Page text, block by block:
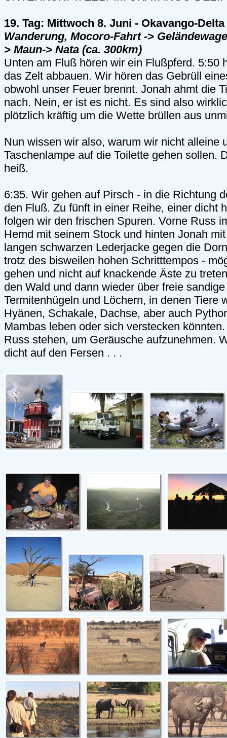
19. Tag: Mittwoch 8. Juni - Okavango-Delta
Wanderung, Mocoro-Fahrt ->
> Maun-> Nata (ca. 300km)
Unten am Fluß hören wir ein Flußpferd. 5:50
das Zelt abbauen. Wir hören das Gebrüll
obwohl unser Feuer brennt. Jonah ahmt die
nach. Nein, er ist es nicht. Es sind also
plötzlich kräftig um die Wette brüllen aus
Nun wissen wir also, warum wir nicht alleine
Taschenlampe auf die Toilette gehen sollen.
heiß.
6:35. Wir gehen auf Pirsch - in die Richtung
den Fluß. Zu fünft in einer Reihe, einer dicht
folgen wir den frischen Spuren. Vorne Russ
Hemd mit seinem Stock und hinten Jonah
langen schwarzen Lederjacke gegen die
trotz des bisweilen hohen Schritttempos -
gehen und nicht auf knackende Äste zu
den Wald und dann wieder über freie
Termitenhügeln und Löchern, in denen Tiere
Hyänen, Schakale, Dachse, aber auch
Mambas leben oder sich verstecken
Russ stehen, um Geräusche aufzunehmen.
dicht auf den Fersen . . .